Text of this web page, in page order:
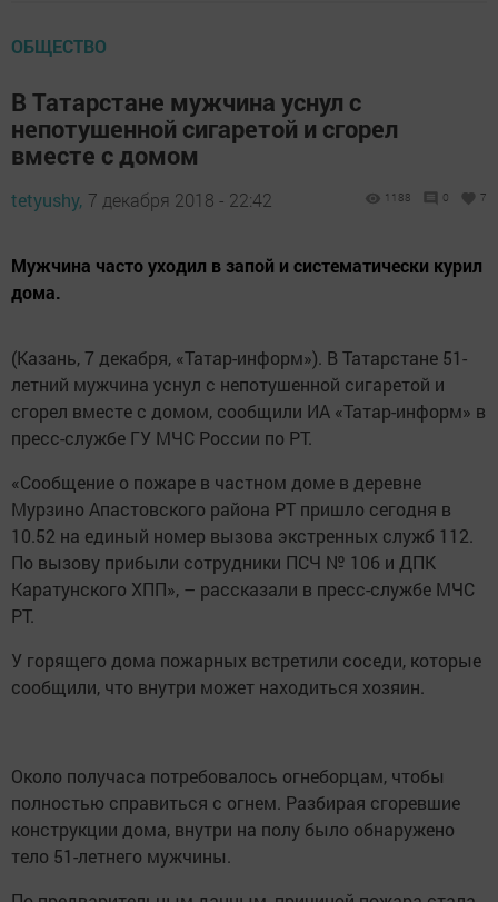
ОБЩЕСТВО
В Татарстане мужчина уснул с
непотушенной сигаретой и сгорел
вместе с домом
tetyushy, 7 декабря 2018 - 22:42 1188 0 7
Мужчина часто уходил в запой и систематически курил
дома.
(Казань, 7 декабря, «Татар-информ»). В Татарстане 51-
летний мужчина уснул с непотушенной сигаретой и
сгорел вместе с домом, сообщили ИА «Татар-информ» в
пресс-службе ГУ МЧС России по РТ.
«Сообщение о пожаре в частном доме в деревне
Мурзино Апастовского района РТ пришло сегодня в
10.52 на единый номер вызова экстренных служб 112.
По вызову прибыли сотрудники ПСЧ № 106 и ДПК
Каратунского ХПП», – рассказали в пресс-службе МЧС
РТ.
У горящего дома пожарных встретили соседи, которые
сообщили, что внутри может находиться хозяин.
Около получаса потребовалось огнеборцам, чтобы
полностью справиться с огнем. Разбирая сгоревшие
конструкции дома, внутри на полу было обнаружено
тело 51-летнего мужчины.